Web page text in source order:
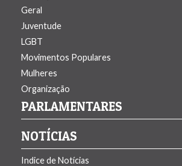
Geral
Juventude
LGBT
Movimentos Populares
Mulheres
Organização
PARLAMENTARES
NOTÍCIAS
Indice de Notí­cias